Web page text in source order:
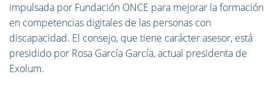
impulsada por Fundación ONCE para mejorar la formación
en competencias digitales de las personas con
discapacidad. El consejo, que tiene carácter asesor, está
presidido por Rosa García García, actual presidenta de
Exolum.